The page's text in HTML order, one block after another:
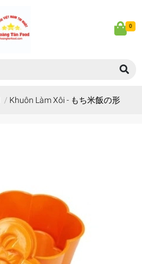
0
/ Khuôn Làm Xôi - もち米飯の形